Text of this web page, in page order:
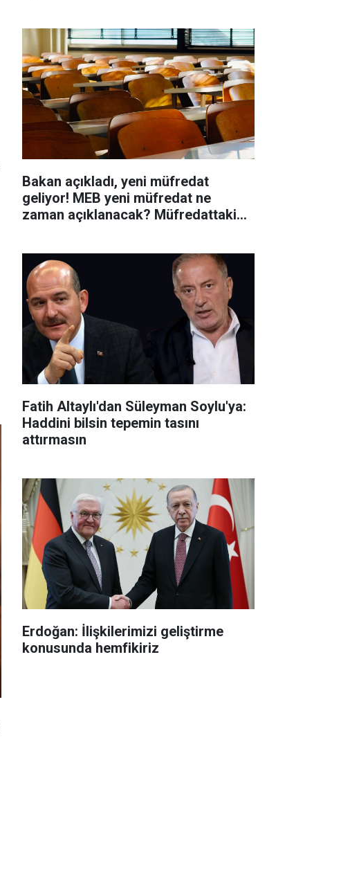
Bakan açıkladı, yeni müfredat
geliyor! MEB yeni müfredat ne
zaman açıklanacak? Müfredattaki
Fatih Altaylı'dan Süleyman Soylu'ya:
Haddini bilsin tepemin tasını
attırmasın
Erdoğan: İlişkilerimizi geliştirme
konusunda hemfikiriz